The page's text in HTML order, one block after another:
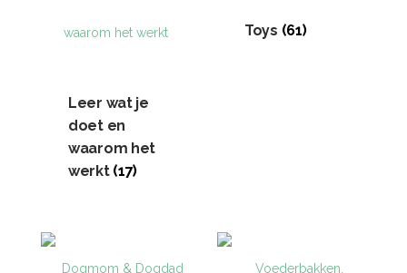
Leer wat je
doet en
waarom het
werkt (17)
Toys (61)